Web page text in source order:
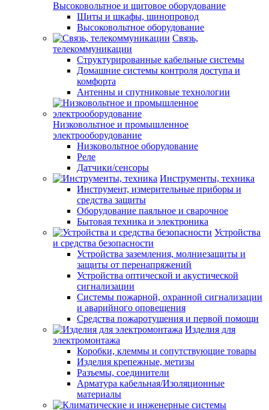
Высоковольтное и щитовое оборудование
Щиты и шкафы, шинопровод
Высоковольтное оборудование
Связь,
телекоммуникации
Структурированные кабельные системы
Домашние системы контроля доступа и
комфорта
Антенны и спутниковые технологии
Низковольтное и промышленное
электрооборудование
Низковольтное оборудование
Реле
Датчики/сенсоры
Инструменты, техника
Инструмент, измерительные приборы и
средства защиты
Оборудование паяльное и сварочное
Бытовая техника и электроника
Устройства
и средства безопасности
Устройства заземления, молниезащиты и
защиты от перенапряжений
Устройства оптической и акустической
сигнализации
Системы пожарной, охранной сигнализации
и аварийного оповещения
Средства пожаротушения и первой помощи
Изделия для
электромонтажа
Коробки, клеммы и сопутствующие товары
Изделия крепежные, метизы
Разъемы, соединители
Арматура кабельная/Изоляционные
материалы